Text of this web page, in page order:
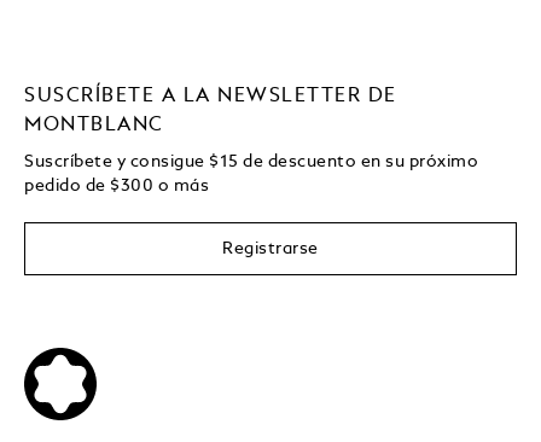
SUSCRÍBETE A LA NEWSLETTER DE
MONTBLANC
Suscríbete y consigue $15 de descuento en su próximo
pedido de $300 o más
Registrarse